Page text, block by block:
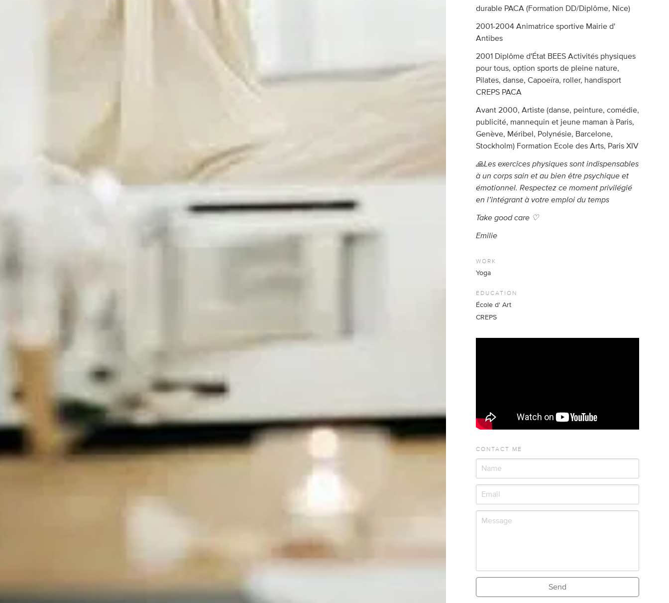
durable PACA (Formation DD/Diplôme, Nice)
2001-2004 Animatrice sportive Mairie d'
Antibes
2001 Diplôme d'État BEES Activités physiques
pour tous, option sports de pleine nature,
Pilates, danse, Capoeïra, roller, handisport
CREPS PACA
Avant 2000, Artiste (danse, peinture, comédie,
publicité, mannequin et jeune maman à Paris,
Genève, Méribel, Polynésie, Barcelone,
Stockholm) Formation Ecole des Arts, Paris XIV
🙏Les exercices physiques sont indispensables
à un corps sain et au bien être psychique et
émotionnel. Respectez ce moment privilégié
en l’intégrant à votre emploi du temps
Take good care ♡
Emilie
WORK
Yoga
EDUCATION
École d' Art
CREPS
CONTACT ME
Send